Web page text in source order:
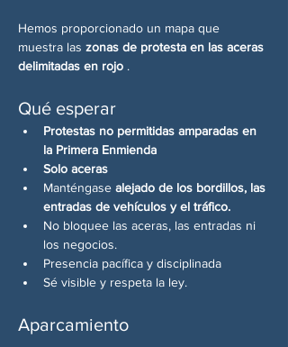
Hemos proporcionado un mapa que
muestra las zonas de protesta en las aceras
delimitadas en rojo .
Qué esperar
Protestas no permitidas amparadas en
la Primera Enmienda
Solo aceras
Manténgase alejado de los bordillos, las
entradas de vehículos y el tráfico.
No bloquee las aceras, las entradas ni
los negocios.
Presencia pacífica y disciplinada
Sé visible y respeta la ley.
Aparcamiento